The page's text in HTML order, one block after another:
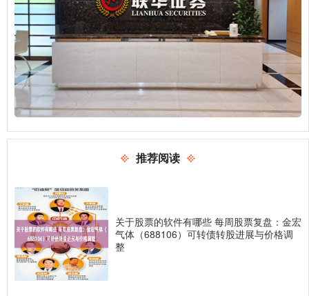
推荐阅读
关于股票的软件有哪些 每周股票复盘：金宏
气体（688106）可转债转股进展与价格调
整